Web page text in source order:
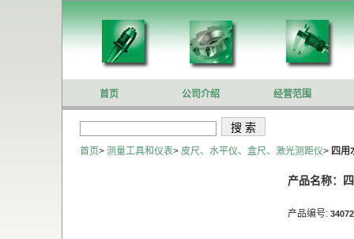
首页 公司介绍 经营范围
首页> 测量工具和仪表> 皮尺、水平仪、盒尺、激光测距仪> 四用
产品名称：
产品编号: 34072